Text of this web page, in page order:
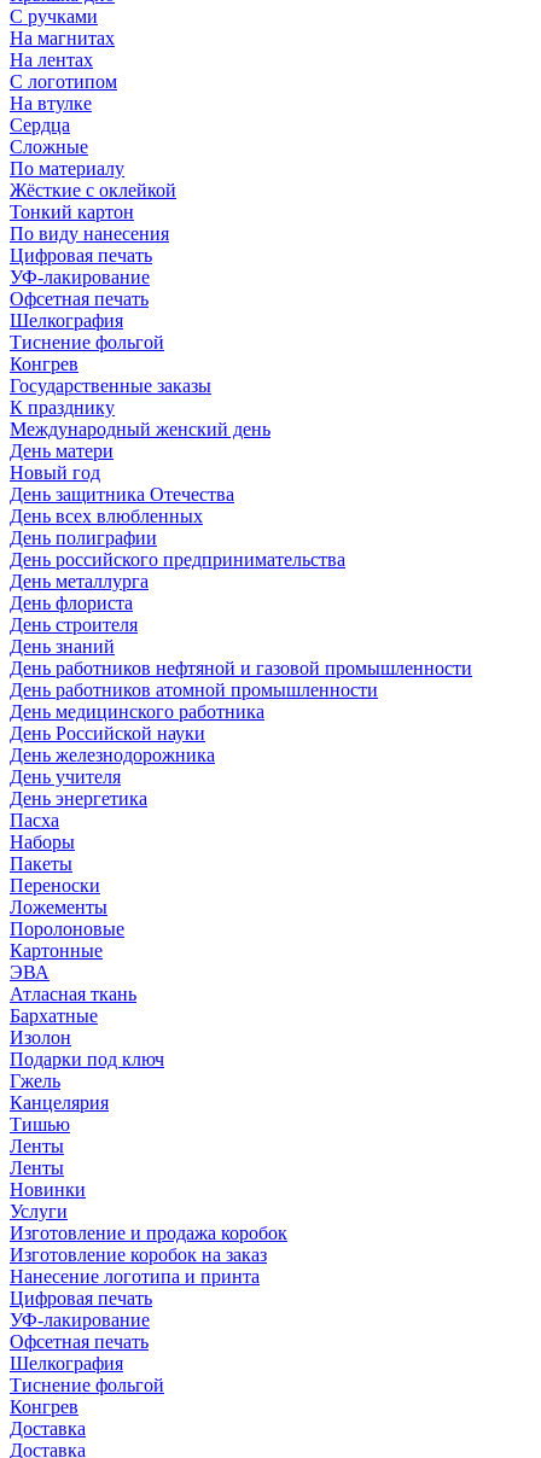
С ручками
На магнитах
На лентах
С логотипом
На втулке
Сердца
Сложные
По материалу
Жёсткие с оклейкой
Тонкий картон
По виду нанесения
Цифровая печать
УФ-лакирование
Офсетная печать
Шелкография
Тиснение фольгой
Конгрев
Государственные заказы
К празднику
Международный женский день
День матери
Новый год
День защитника Отечества
День всех влюбленных
День полиграфии
День российского предпринимательства
День металлурга
День флориста
День строителя
День знаний
День работников нефтяной и газовой промышленности
День работников атомной промышленности
День медицинского работника
День Российской науки
День железнодорожника
День учителя
День энергетика
Пасха
Наборы
Пакеты
Переноски
Ложементы
Поролоновые
Картонные
ЭВА
Атласная ткань
Бархатные
Изолон
Подарки под ключ
Гжель
Канцелярия
Тишью
Ленты
Ленты
Новинки
Услуги
Изготовление и продажа коробок
Изготовление коробок на заказ
Нанесение логотипа и принта
Цифровая печать
УФ-лакирование
Офсетная печать
Шелкография
Тиснение фольгой
Конгрев
Доставка
Доставка